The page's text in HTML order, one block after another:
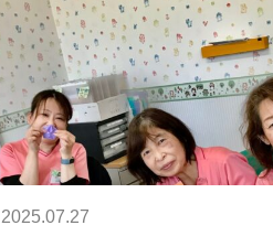
2025.07.27